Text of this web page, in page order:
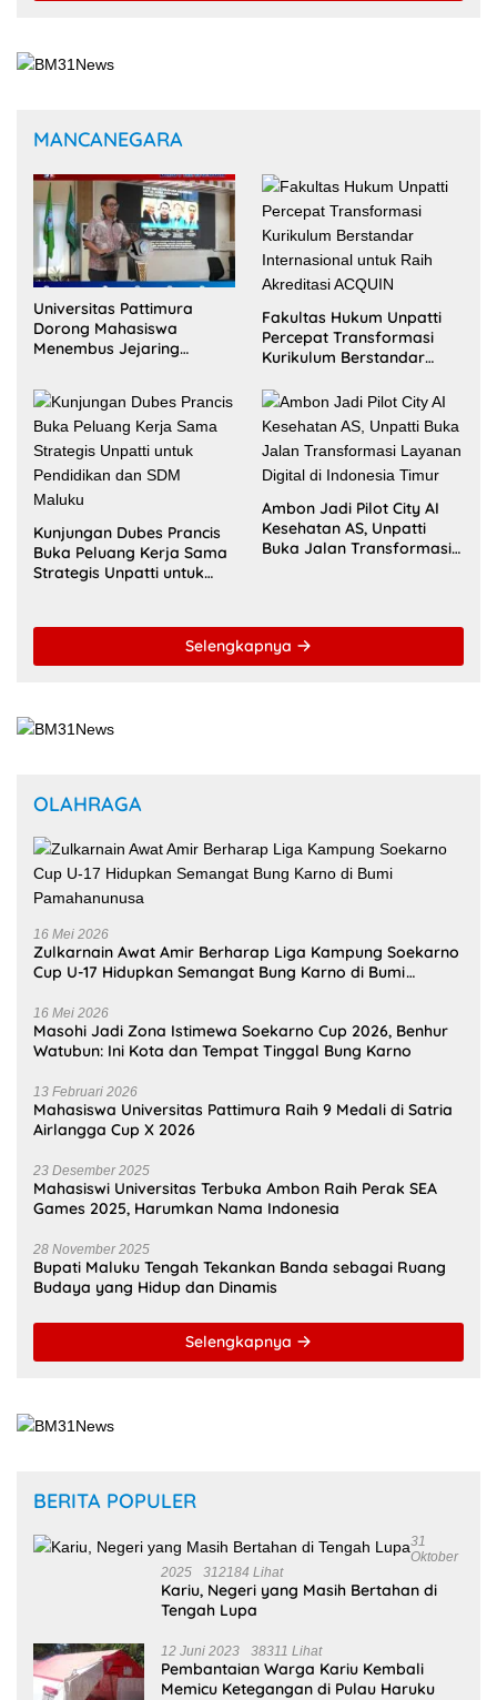
MANCANEGARA
Universitas Pattimura
Dorong Mahasiswa
Menembus Jejaring
Kolaborasi Diaspora
Indonesia
Fakultas Hukum Unpatti
Percepat Transformasi
Kurikulum Berstandar
Akreditasi ACQUIN
Kunjungan Dubes Prancis
Buka Peluang Kerja Sama
Strategis Unpatti untuk
Ambon Jadi Pilot City AI
Kesehatan AS, Unpatti
Buka Jalan Transformasi
Selengkapnya
OLAHRAGA
16 Mei 2026
Zulkarnain Awat Amir Berharap Liga Kampung Soekarno
Cup U-17 Hidupkan Semangat Bung Karno di Bumi
16 Mei 2026
Masohi Jadi Zona Istimewa Soekarno Cup 2026, Benhur
Watubun: Ini Kota dan Tempat Tinggal Bung Karno
13 Februari 2026
Mahasiswa Universitas Pattimura Raih 9 Medali di Satria
Airlangga Cup X 2026
23 Desember 2025
Mahasiswi Universitas Terbuka Ambon Raih Perak SEA
Games 2025, Harumkan Nama Indonesia
28 November 2025
Bupati Maluku Tengah Tekankan Banda sebagai Ruang
Budaya yang Hidup dan Dinamis
Selengkapnya
BERITA POPULER
31
Oktober
2025
312184 Lihat
Kariu, Negeri yang Masih Bertahan di
Tengah Lupa
12 Juni 2023 38311 Lihat
Pembantaian Warga Kariu Kembali
Memicu Ketegangan di Pulau Haruku